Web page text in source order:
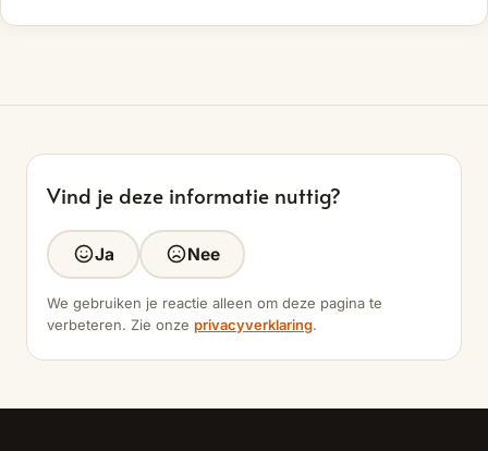
Vind je deze informatie nuttig?
Ja Nee
We gebruiken je reactie alleen om deze pagina te
verbeteren. Zie onze privacyverklaring.